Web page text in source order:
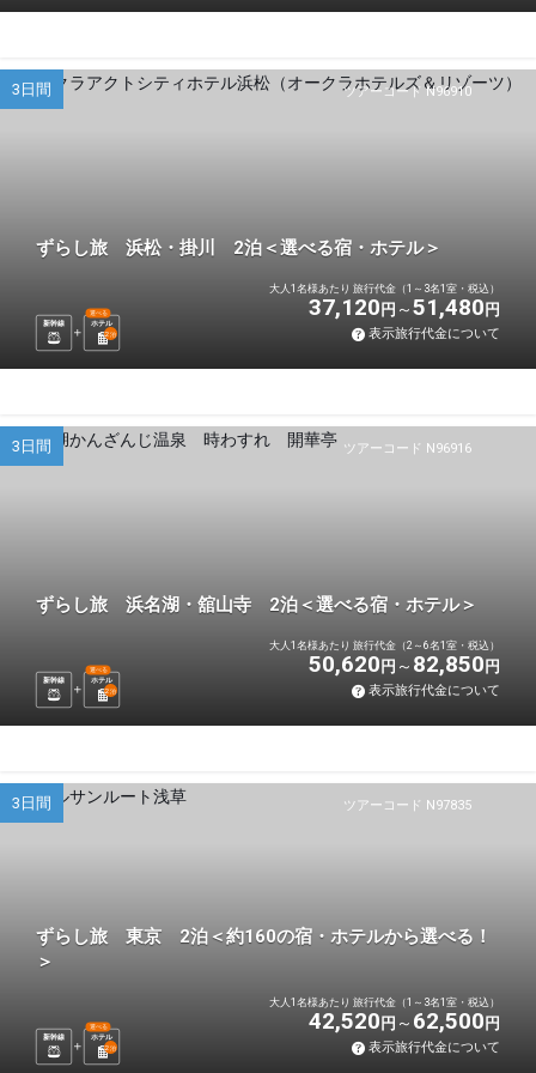
ツアーコード N96910
3日間
ずらし旅 浜松・掛川 2泊＜選べる宿・ホテル＞
新幹線 ホテル
選べる
2泊
大人1名様あたり 旅行代金（1～3名1室・税込）
37,120 円 51,480 円
表示旅行代金について
ツアーコード N96916
3日間
ずらし旅 浜名湖・舘山寺 2泊＜選べる宿・ホテル＞
新幹線 ホテル
選べる
2泊
大人1名様あたり 旅行代金（2～6名1室・税込）
50,620 円 82,850 円
表示旅行代金について
ツアーコード N97835
3日間
ずらし旅 東京 2泊＜約160の宿・ホテルから選べる！
＞
新幹線 ホテル
選べる
2泊
大人1名様あたり 旅行代金（1～3名1室・税込）
42,520 円 62,500 円
表示旅行代金について